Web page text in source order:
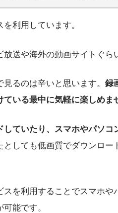
利用しています。
送や海外の動画サイトぐら
るのは辛いと思います。 録
いる最中に気軽に楽しめま
ていたり、スマホやパソコ
としても低画質でダウンロー
を利用することでスマホや
能です。